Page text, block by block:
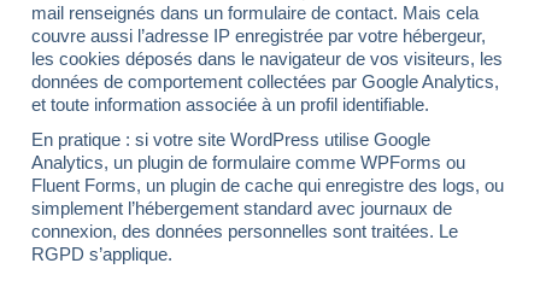
mail renseignés dans un formulaire de contact. Mais cela
couvre aussi l’adresse IP enregistrée par votre hébergeur,
les cookies déposés dans le navigateur de vos visiteurs, les
données de comportement collectées par Google Analytics,
et toute information associée à un profil identifiable.
En pratique : si votre site WordPress utilise Google
Analytics, un plugin de formulaire comme WPForms ou
Fluent Forms, un plugin de cache qui enregistre des logs, ou
simplement l’hébergement standard avec journaux de
connexion, des données personnelles sont traitées. Le
RGPD s’applique.